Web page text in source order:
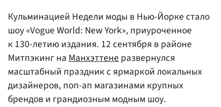
Кульминацией Недели моды в Нью-Йорке стало
шоу «Vogue World: New York», приуроченное
к 130-летию издания. 12 сентября в районе
Митпэкинг наМанхэттенеразвернулся
масштабный праздник с ярмаркой локальных
дизайнеров, поп-ап магазинами крупных
брендов и грандиозным модным шоу.